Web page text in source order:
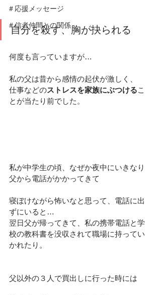
＃応援メッセージ
＃信者仲間との関係
自分を殺す、胸が抉られる
何度も言っていますが…
私の父は昔から感情の起伏が激しく、
仕事などのストレスを家族にぶつけるこ
とが当たり前でした。
私が中学生の頃、なぜか夜中にいきなり
父から電話がかかってきて
寝ぼけながら怖いなと思って、電話に出
ずにいると…
翌日父が帰ってきて、私の携帯電話と学
校の教科書を没収されて職場に持ってい
かれたり。
父以外の３人で買出しに行った時には